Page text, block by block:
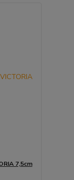
7,5cm